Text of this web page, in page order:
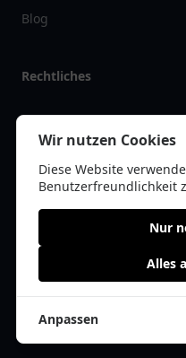
Blog
Rechtliches
Impressum
Datenschutz
Kontakt
© 2026 tanklist.de | Alle
Cookie Einwilligung anpassen
Wir nutzen Cookies
Diese Website
Benutzerfreundlichkeit
Nur
Alles
Anpassen